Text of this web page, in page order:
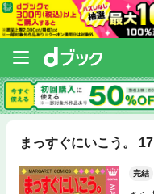
まっすぐにいこう。 17
完結